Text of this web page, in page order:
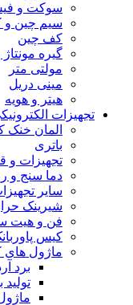
سوکت و
سیم چین و
کف چین
گیره مونتاژ
مولتی متر
مینی دریل
هیتر و هویه
تجهیزات
المان خنک
باتری
تجهیزات و
دما سنج و
سایر
شیرینک
فن و هیت
کیس
ماژول های
برد
تولید
ماژول